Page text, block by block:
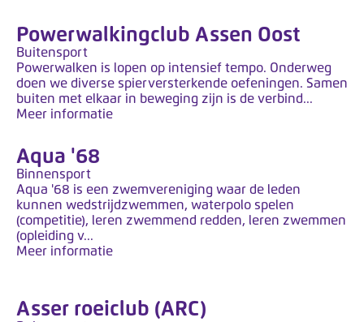
Powerwalkingclub Assen Oost
Buitensport
Powerwalken is lopen op intensief tempo. Onderweg
doen we diverse spierversterkende oefeningen. Samen
buiten met elkaar in beweging zijn is de verbind...
Meer informatie
Aqua '68
Binnensport
Aqua '68 is een zwemvereniging waar de leden
kunnen wedstrijdzwemmen, waterpolo spelen
(competitie), leren zwemmend redden, leren zwemmen
(opleiding v...
Meer informatie
Asser roeiclub (ARC)